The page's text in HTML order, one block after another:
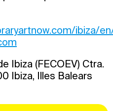
ibiza/
Ibiza (FECOEV) Ctra.
Ibiza, Illes Balears